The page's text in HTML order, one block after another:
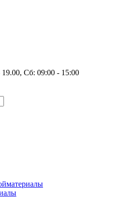
Сб: 09:00 - 15:00